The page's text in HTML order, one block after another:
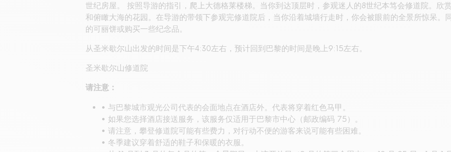
世纪房屋。 按照导游的指引，爬上大德格莱楼梯。当你到达顶层时，参观迷人的8世纪本笃会修道院。欣
和俯瞰大海的花园。在导游的带领下参观完修道院后，当你沿着城墙行走时，你会被眼前的全景所惊呆。
的可丽饼或购买一些纪念品。
从圣米歇尔山出发的时间是下午4:30左右，预计回到巴黎的时间是晚上9:15左右。
圣米歇尔山修道院
请注意：
• 与巴黎城市观光公司代表的会面地点在酒店外。代表将穿着红色马甲。
• 如果您选择酒店接送服务，该服务仅适用于巴黎市中心（邮政编码 75）。
• 请注意，攀登修道院可能有些费力，对行动不便的游客来说可能有些困难。
• 冬季建议穿着舒适的鞋子和保暖的衣服。